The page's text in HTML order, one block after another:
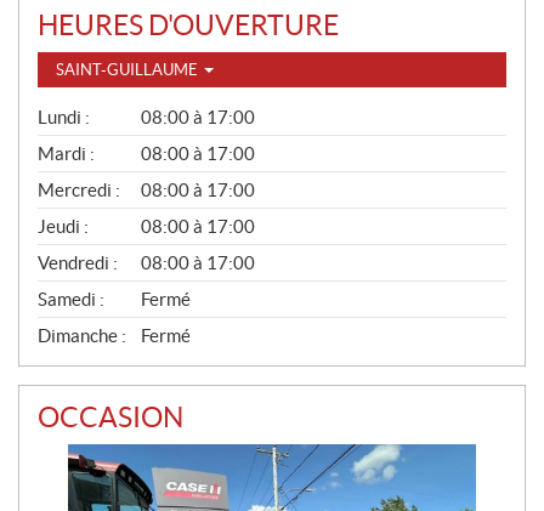
HEURES D'OUVERTURE
SAINT-GUILLAUME
G
É
N
É
R
A
L
Lundi :
08:00 à 17:00
Mardi :
08:00 à 17:00
Mercredi :
08:00 à 17:00
Jeudi :
08:00 à 17:00
Vendredi :
08:00 à 17:00
Samedi :
Fermé
Dimanche :
Fermé
OCCASION